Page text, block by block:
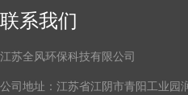
联系我们
江苏全风环保科技有限公司
公司地址：江苏省江阴市青阳工业园